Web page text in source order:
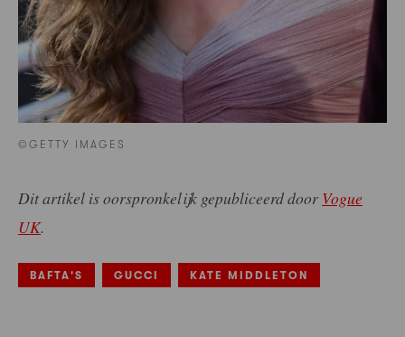
©GETTY IMAGES
Dit artikel is oorspronkelijk gepubliceerd door Vogue
UK.
BAFTA'S GUCCI KATE MIDDLETON